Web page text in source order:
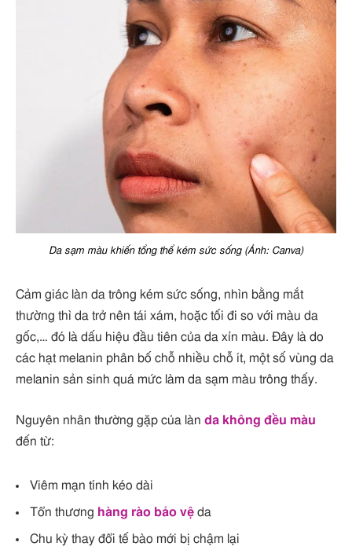
Da sạm màu khiến tổng thể kém sức sống (Ảnh: Canva)
Cảm giác làn da trông kém sức sống, nhìn bằng mắt
thường thì da trở nên tái xám, hoặc tối đi so với màu da
gốc,… đó là dấu hiệu đầu tiên của da xỉn màu. Đây là do
các hạt melanin phân bố chỗ nhiều chỗ ít, một số vùng da
melanin sản sinh quá mức làm da sạm màu trông thấy.
Nguyên nhân thường gặp của làn da không đều màu
đến từ:
Viêm mạn tính kéo dài
Tổn thương hàng rào bảo vệ da
Chu kỳ thay đổi tế bào mới bị chậm lại